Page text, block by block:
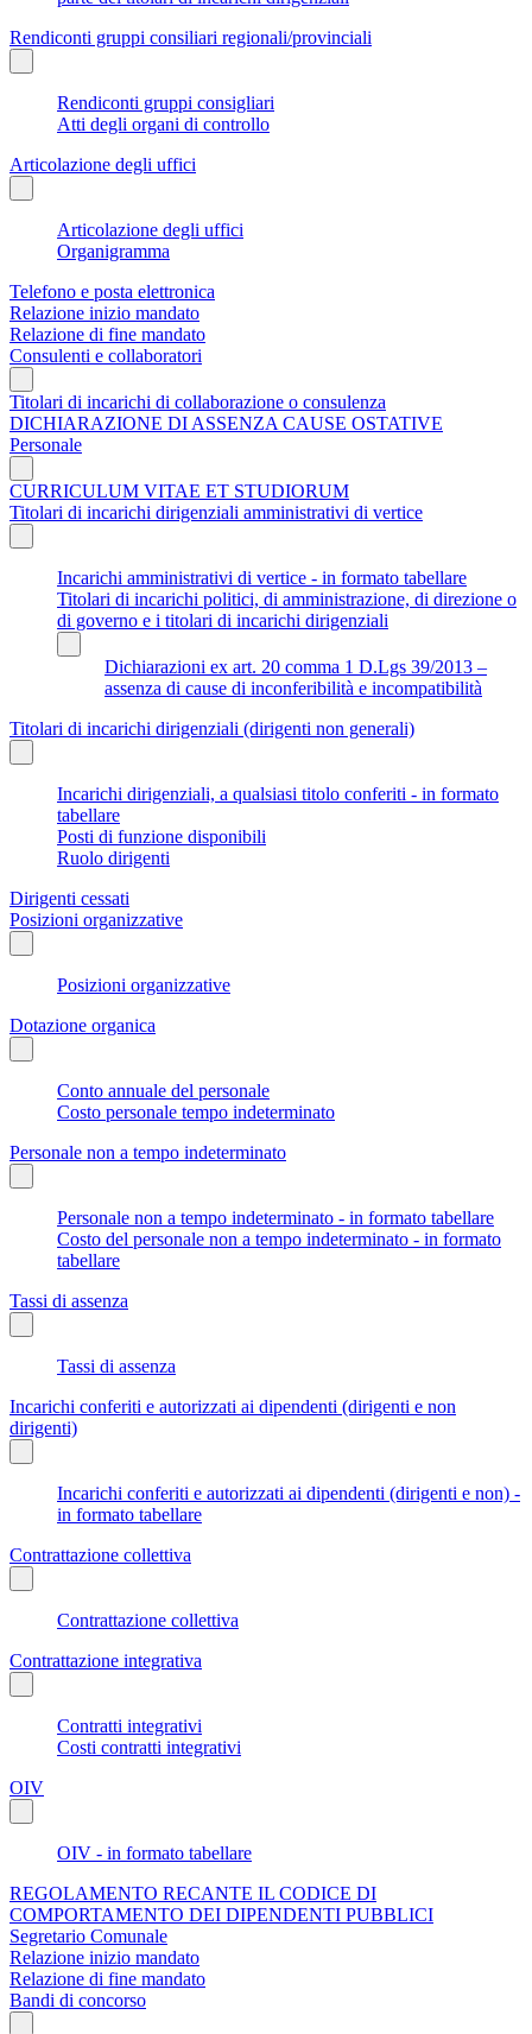
Rendiconti gruppi consiliari regionali/provinciali
Rendiconti gruppi consigliari
Atti degli organi di controllo
Articolazione degli uffici
Articolazione degli uffici
Organigramma
Telefono e posta elettronica
Relazione inizio mandato
Relazione di fine mandato
Consulenti e collaboratori
Titolari di incarichi di collaborazione o consulenza
DICHIARAZIONE DI ASSENZA CAUSE OSTATIVE
Personale
CURRICULUM VITAE ET STUDIORUM
Titolari di incarichi dirigenziali amministrativi di vertice
Incarichi amministrativi di vertice - in formato tabellare
Titolari di incarichi politici, di amministrazione, di direzione o
di governo e i titolari di incarichi dirigenziali
Dichiarazioni ex art. 20 comma 1 D.Lgs 39/2013 –
assenza di cause di inconferibilità e incompatibilità
Titolari di incarichi dirigenziali (dirigenti non generali)
Incarichi dirigenziali, a qualsiasi titolo conferiti - in formato
tabellare
Posti di funzione disponibili
Ruolo dirigenti
Dirigenti cessati
Posizioni organizzative
Posizioni organizzative
Dotazione organica
Conto annuale del personale
Costo personale tempo indeterminato
Personale non a tempo indeterminato
Personale non a tempo indeterminato - in formato tabellare
Costo del personale non a tempo indeterminato - in formato
tabellare
Tassi di assenza
Tassi di assenza
Incarichi conferiti e autorizzati ai dipendenti (dirigenti e non
dirigenti)
Incarichi conferiti e autorizzati ai dipendenti (dirigenti e non) -
in formato tabellare
Contrattazione collettiva
Contrattazione collettiva
Contrattazione integrativa
Contratti integrativi
Costi contratti integrativi
OIV
OIV - in formato tabellare
REGOLAMENTO RECANTE IL CODICE DI
COMPORTAMENTO DEI DIPENDENTI PUBBLICI
Segretario Comunale
Relazione inizio mandato
Relazione di fine mandato
Bandi di concorso